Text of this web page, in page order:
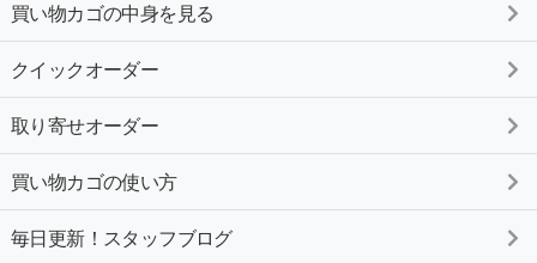
買い物カゴの中身を見る
クイックオーダー
取り寄せオーダー
買い物カゴの使い方
毎日更新！スタッフブログ